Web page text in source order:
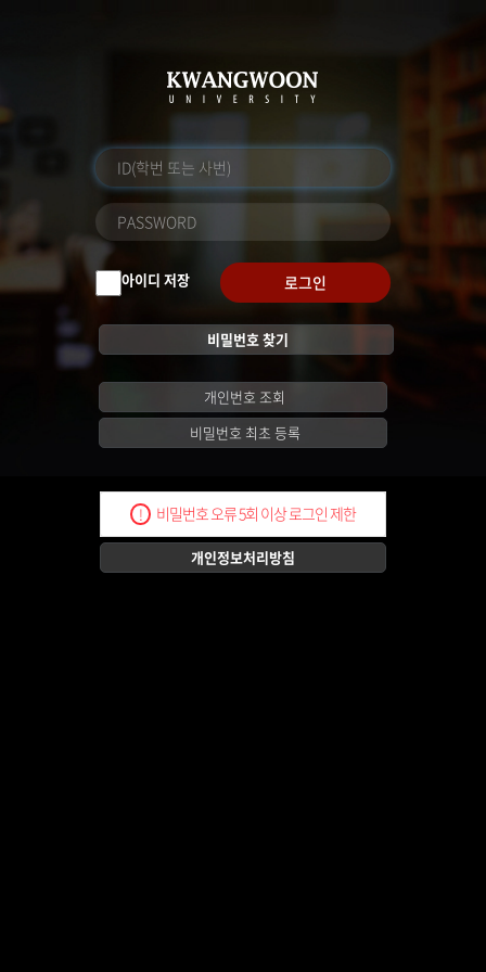
아이디 저장 로그인
비밀번호 찾기
개인번호 조회
비밀번호 최초 등록
! 비밀번호 오류 5회 이상 로그인 제한
개인정보처리방침